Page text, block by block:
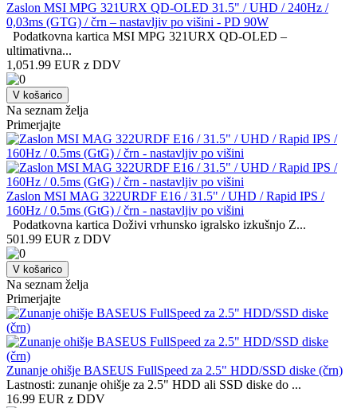
Zaslon MSI MPG 321URX QD-OLED 31.5" / UHD / 240Hz /
0,03ms (GTG) / črn – nastavljiv po višini - PD 90W
Podatkovna kartica MSI MPG 321URX QD-OLED –
ultimativna...
1,051.99 EUR z DDV
V košarico
Na seznam želja
Primerjajte
Zaslon MSI MAG 322URDF E16 / 31.5" / UHD / Rapid IPS /
160Hz / 0.5ms (GtG) / črn - nastavljiv po višini
Podatkovna kartica Doživi vrhunsko igralsko izkušnjo Z...
501.99 EUR z DDV
V košarico
Na seznam želja
Primerjajte
Zunanje ohišje BASEUS FullSpeed za 2.5" HDD/SSD diske (črn)
Lastnosti: zunanje ohišje za 2.5" HDD ali SSD diske do ...
16.99 EUR z DDV